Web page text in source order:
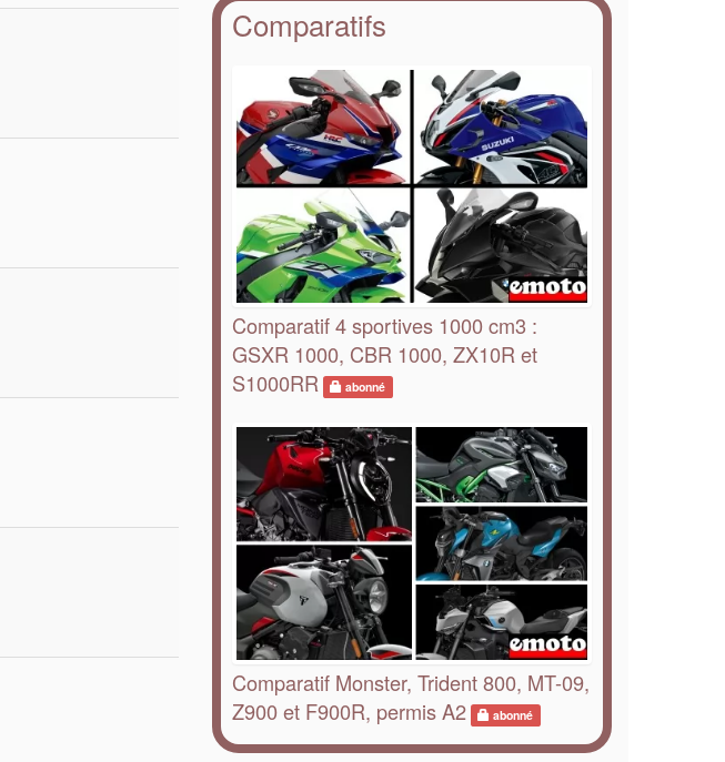
Comparatifs
Comparatif 4 sportives 1000 cm3 :
GSXR 1000, CBR 1000, ZX10R et
S1000RR
abonné
Comparatif Monster, Trident 800, MT-09,
Z900 et F900R, permis A2
abonné